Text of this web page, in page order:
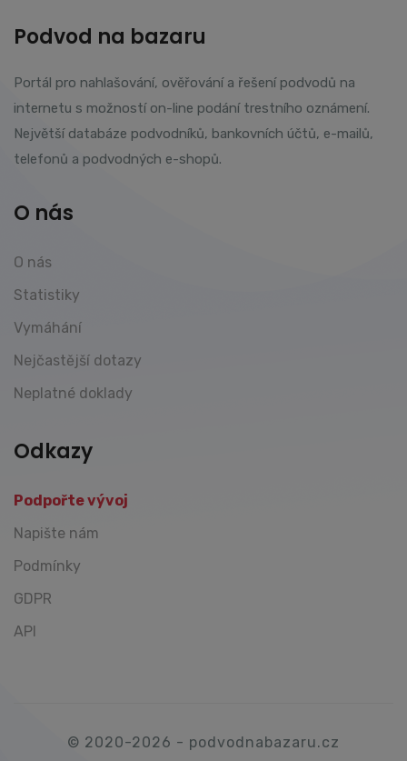
Podvod na bazaru
Portál pro nahlašování, ověřování a řešení podvodů na
internetu s možností on-line podání trestního oznámení.
Největší databáze podvodníků, bankovních účtů, e-mailů,
telefonů a podvodných e-shopů.
O nás
O nás
Statistiky
Vymáhání
Nejčastější dotazy
Neplatné doklady
Odkazy
Podpořte vývoj
Napište nám
Podmínky
GDPR
API
© 2020-2026 - podvodnabazaru.cz